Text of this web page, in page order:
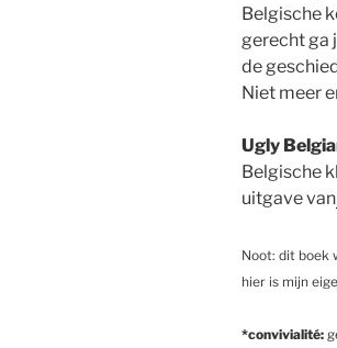
Belgische
gerecht ga
de
Niet meer
Ugly
Belgische
uitgave van
Noot: dit boek
hier is mijn
*convivialité: